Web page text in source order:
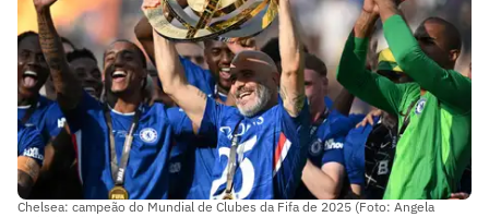
Chelsea: campeão do Mundial de Clubes da Fifa de 2025 (Foto: Angela